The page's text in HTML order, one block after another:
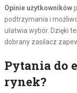
Opinie użytkowników
podtrzymania i
ułatwia wybór. Dzięki
dobrany zasilacz
Pytania do
rynek?